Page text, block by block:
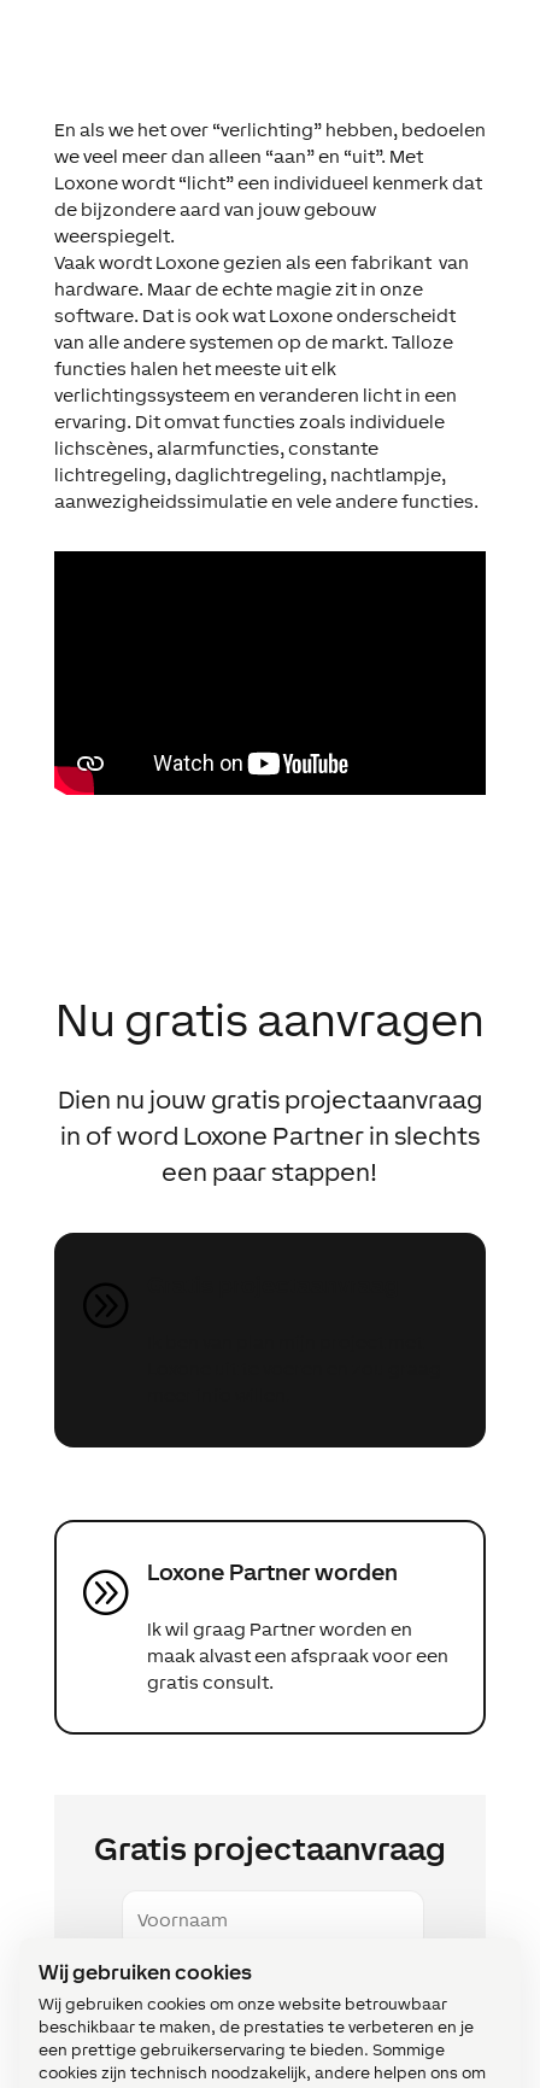
Wij gebruiken cookies
Wij gebruiken cookies om onze website betrouwbaar
beschikbaar te maken, de prestaties te verbeteren en je
een prettige gebruikerservaring te bieden. Sommige
cookies zijn technisch noodzakelijk, andere helpen ons om
En als we het over “verlichting” hebben, bedoelen
we veel meer dan alleen “aan” en “uit”. Met
Loxone wordt “licht” een individueel kenmerk dat
de bijzondere aard van jouw gebouw
weerspiegelt.
Vaak wordt Loxone gezien als een fabrikant van
hardware. Maar de echte magie zit in onze
software. Dat is ook wat Loxone onderscheidt
van alle andere systemen op de markt. Talloze
functies halen het meeste uit elk
verlichtingssysteem en veranderen licht in een
ervaring. Dit omvat functies zoals individuele
lichscènes, alarmfuncties, constante
lichtregeling, daglichtregeling, nachtlampje,
aanwezigheidssimulatie en vele andere functies.
Nu gratis aanvragen
Dien nu jouw gratis projectaanvraag
in of word Loxone Partner in slechts
een paar stappen!
A Loxone Partner worden
Ik wil graag Partner worden en
maak alvast een afspraak voor een
gratis consult.
Gratis projectaanvraag
Naam
Email